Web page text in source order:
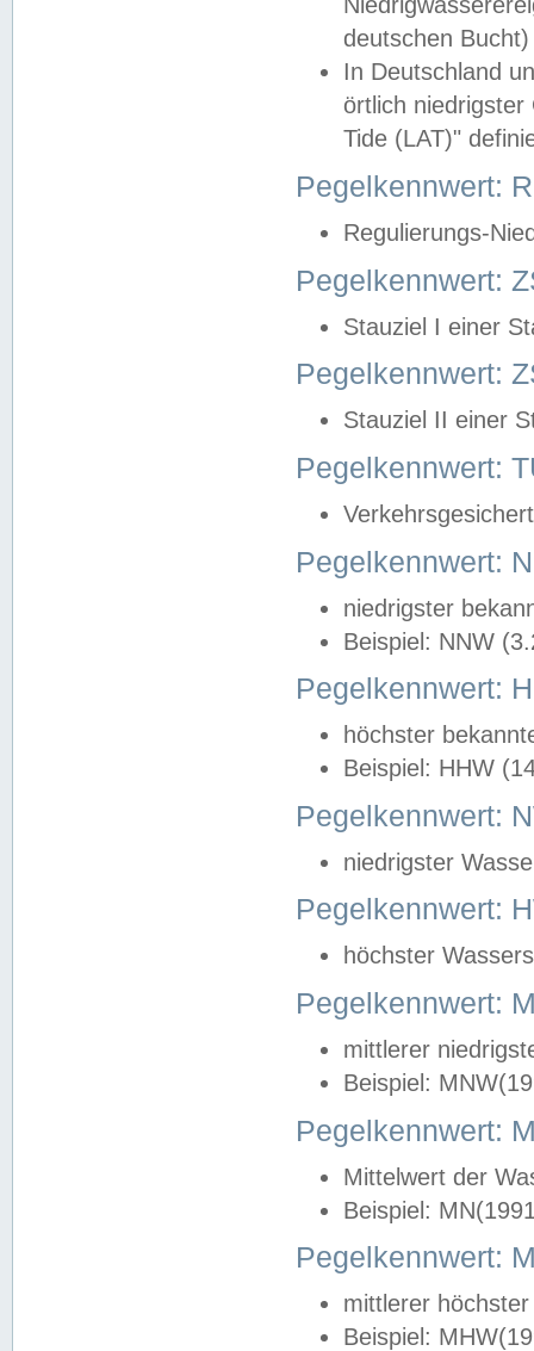
deutschen
In Deutschland
örtlich
Tide (LAT)"
Pegelkennwert:
Regulierungs-
Pegelkennwert:
Stauziel I einer
Pegelkennwert:
Stauziel II einer
Pegelkennwert:
Pegelkennwert:
niedrigster
Beispiel: NNW
Pegelkennwert:
höchster
Beispiel: HHW
Pegelkennwert:
niedrigster
Pegelkennwert:
höchster
Pegelkennwert:
mittlerer
Beispiel:
Pegelkennwert:
Mittelwert der
Beispiel:
Pegelkennwert:
mittlerer
Beispiel: